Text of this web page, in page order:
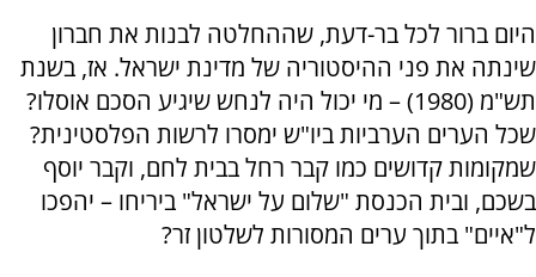
היום ברור לכל בר-דעת, שההחלטה לבנות את חברון
שינתה את פני ההיסטוריה של מדינת ישראל. אז, בשנת
תש"מ (1980) – מי יכול היה לנחש שיגיע הסכם אוסלו?
שכל הערים הערביות ביו"ש ימסרו לרשות הפלסטינית?
שמקומות קדושים כמו קבר רחל בבית לחם, וקבר יוסף
בשכם, ובית הכנסת "שלום על ישראל" ביריחו – יהפכו
ל"איים" בתוך ערים המסורות לשלטון זר?